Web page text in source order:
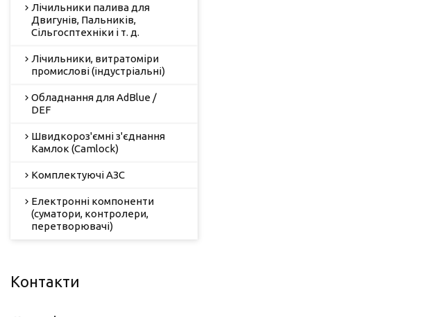
Лічильники палива для
Двигунів, Пальників,
Сільгосптехніки і т. д.
Лічильники, витратоміри
промислові (індустріальні)
Обладнання для AdBlue /
DEF
Швидкороз'ємні з'єднання
Камлок (Camlock)
Комплектуючі АЗС
Електронні компоненти
(суматори, контролери,
перетворювачі)
Контакти